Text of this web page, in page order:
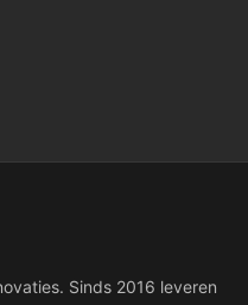
Sinds 2016 leveren